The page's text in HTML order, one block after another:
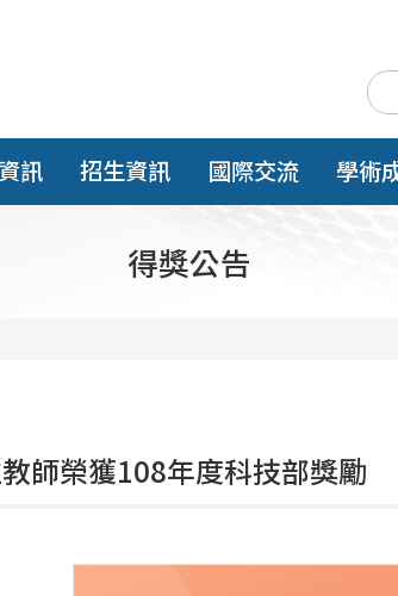
訊 招生資訊 國際交流 學術
得獎公告
師榮獲108年度科技部獎勵